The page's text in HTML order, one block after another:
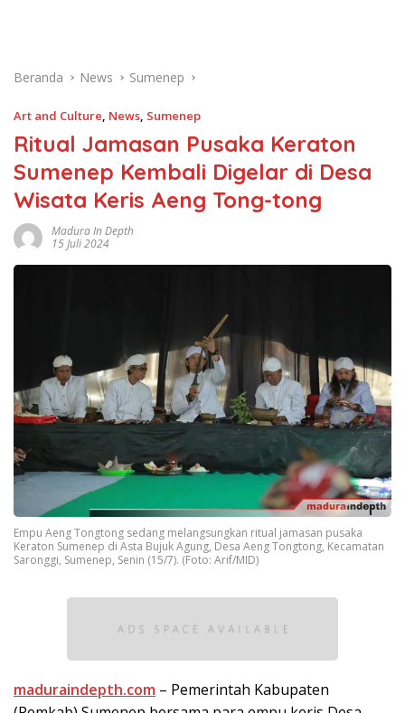
Beranda News Sumenep
Art and Culture, News, Sumenep
Ritual Jamasan Pusaka Keraton
Sumenep Kembali Digelar di Desa
Wisata Keris Aeng Tong-tong
Madura In Depth
15 Juli 2024
Empu Aeng Tongtong sedang melangsungkan ritual jamasan pusaka
Keraton Sumenep di Asta Bujuk Agung, Desa Aeng Tongtong, Kecamatan
Saronggi, Sumenep, Senin (15/7). (Foto: Arif/MID)
maduraindepth.com – Pemerintah Kabupaten